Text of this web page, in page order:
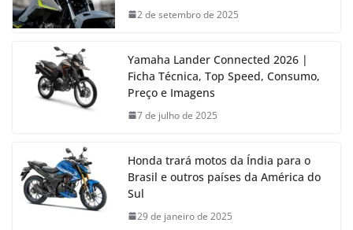
2 de setembro de 2025
Yamaha Lander Connected 2026 |
Ficha Técnica, Top Speed, Consumo,
Preço e Imagens
7 de julho de 2025
Honda trará motos da Índia para o
Brasil e outros países da América do
Sul
29 de janeiro de 2025